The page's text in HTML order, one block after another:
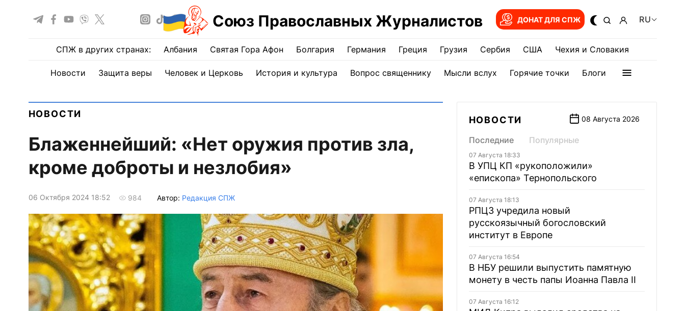
Союз Православных Журналистов ДОНАТ ДЛЯ СПЖ RU
СПЖ в других странах: Албания Святая Гора Афон Болгария Германия Греция Грузия Сербия США Чехия и Словакия
Новости Защита веры Человек и Церковь История и культура Вопрос священнику Мысли вслух Горячие точки Блоги
НОВОСТИ
Блаженнейший: «Нет оружия против зла,
кроме доброты и незлобия»
06 Октября 2024 18:52 984 Автор: Редакция СПЖ
НОВОСТИ 08 Августа 2026
Последние Популярные
07 Августа 18:33
В УПЦ КП «рукоположили»
«епископа» Тернопольского
07 Августа 18:13
РПЦЗ учредила новый
русскоязычный богословский
институт в Европе
07 Августа 16:54
В НБУ решили выпустить памятную
монету в честь папы Иоанна Павла II
07 Августа 16:12